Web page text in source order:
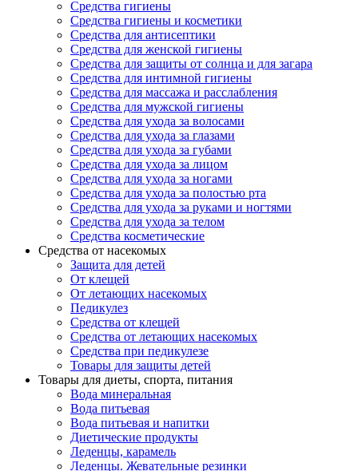
Средства гигиены
Средства гигиены и косметики
Средства для антисептики
Средства для женской гигиены
Средства для защиты от солнца и для загара
Средства для интимной гигиены
Средства для массажа и расслабления
Средства для мужской гигиены
Средства для ухода за волосами
Средства для ухода за глазами
Средства для ухода за губами
Средства для ухода за лицом
Средства для ухода за ногами
Средства для ухода за полостью рта
Средства для ухода за руками и ногтями
Средства для ухода за телом
Средства косметические
Средства от насекомых
Защита для детей
От клещей
От летающих насекомых
Педикулез
Средства от клещей
Средства от летающих насекомых
Средства при педикулезе
Товары для защиты детей
Товары для диеты, спорта, питания
Вода минеральная
Вода питьевая
Вода питьевая и напитки
Диетические продукты
Леденцы, карамель
Леденцы. Жевательные резинки